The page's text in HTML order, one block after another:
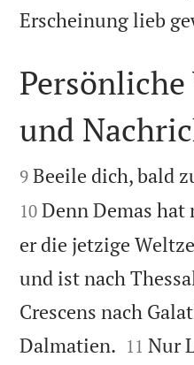
Erscheinung lieb

und

9 Beeile dich, bald
10 Denn Demas hat
er die jetzige
und ist nach
Crescens nach
Dalmatien. 

11 Nur